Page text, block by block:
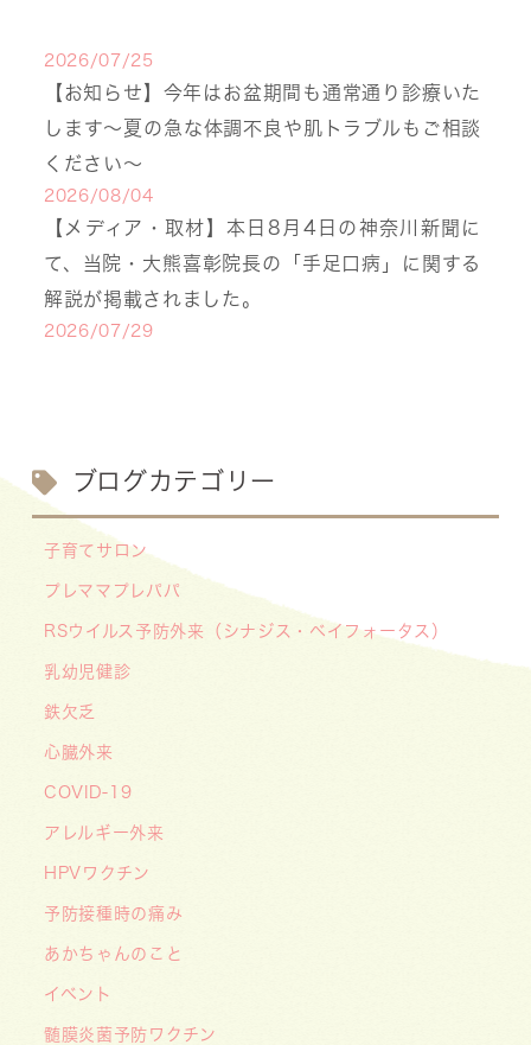
2026/07/25
【お知らせ】今年はお盆期間も通常通り診療いた
します〜夏の急な体調不良や肌トラブルもご相談
ください〜
2026/08/04
【メディア・取材】本日8月4日の神奈川新聞に
て、当院・大熊喜彰院長の「手足口病」に関する
解説が掲載されました。
2026/07/29
2026/07/13
【お知らせ】川崎市の「麻しん（はしか）対策事
業」が始まっています 〜赤ちゃんやこどもたち
をはしかから守ろう！〜
2026/07/07
【デジタル診察券に移行します】
2026/06/16
【メディア・取材】学研の子育て応援サイト「こ
そだてまっぷ」に大熊喜彰院長監修の記事（こど
もの日焼け対策）がアップされました！
2026/05/19
――「武蔵小杉 森のこどもクリニック」の新た
な挑戦
2026/05/08
ブログカテゴリー
子育てサロン
プレママプレパパ
RSウイルス予防外来（シナジス・ベイフォータス）
乳幼児健診
鉄欠乏
心臓外来
COVID-19
アレルギー外来
HPVワクチン
予防接種時の痛み
あかちゃんのこと
イベント
髄膜炎菌予防ワクチン